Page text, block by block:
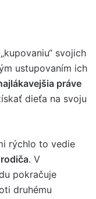
svojich
ustupovaním ich
práve
dieťa na svoju
rýchlo to vedie
. V
pokračuje
druhému